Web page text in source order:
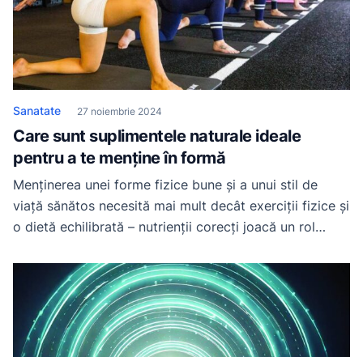
Sanatate 27 noiembrie 2024
Care sunt suplimentele naturale ideale
pentru a te menține în formă
Menținerea unei forme fizice bune și a unui stil de
viață sănătos necesită mai mult decât exerciții fizice și
o dietă echilibrată – nutrienții corecți joacă un rol
funcționării optime a organismului. Suplimentele
naturale sunt o modalitate excelentă de a completa
necesarul zilnic de vitamine și […]